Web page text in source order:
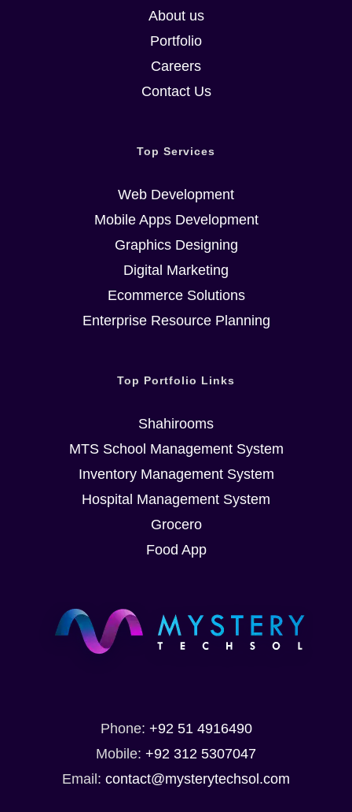
0 Comments
трансформує
покращення
фізичних
0 Comments
About us
Portfolio
Careers
Contact Us
Top Services
Web Development
Mobile Apps Development
Graphics Designing
Digital Marketing
Ecommerce Solutions
Enterprise Resource Planning
Top Portfolio Links
Shahirooms
MTS School Management System
Inventory Management System
Hospital Management System
Grocero
Food App
Phone: +92 51 4916490
Mobile: +92 312 5307047
Email: contact@mysterytechsol.com